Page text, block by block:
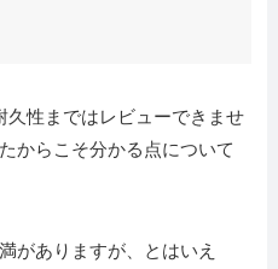
久性まではレビューできませ
からこそ分かる点について
がありますが、とはいえ